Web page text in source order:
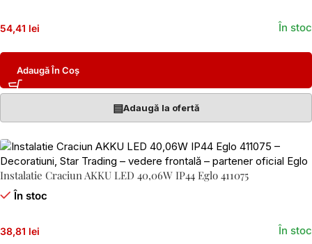
54,41 lei În stoc
Adaugă În Coș
▤Adaugă la ofertă
Instalatie Craciun AKKU LED 40,06W IP44 Eglo 411075
În stoc
38,81 lei În stoc